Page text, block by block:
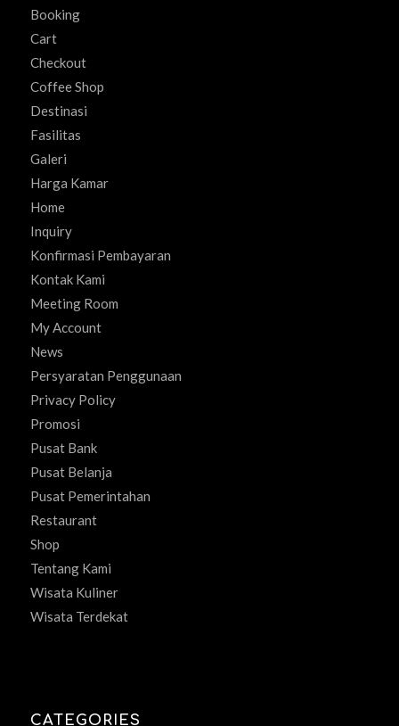
Booking
Cart
Checkout
Coffee Shop
Destinasi
Fasilitas
Galeri
Harga Kamar
Home
Inquiry
Konfirmasi Pembayaran
Kontak Kami
Meeting Room
My Account
News
Persyaratan Penggunaan
Privacy Policy
Promosi
Pusat Bank
Pusat Belanja
Pusat Pemerintahan
Restaurant
Shop
Tentang Kami
Wisata Kuliner
Wisata Terdekat
CATEGORIES